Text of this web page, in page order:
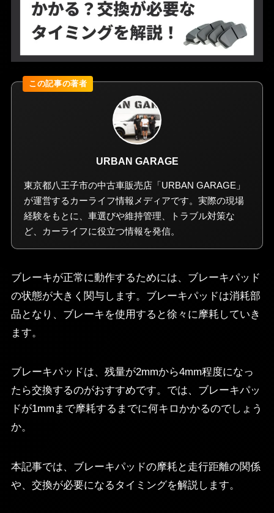
URBAN GARAGE
東京都八王子市の中古車販売店「URBAN GARAGE」
が運営するカーライフ情報メディアです。実際の現場
経験をもとに、車選びや維持管理、トラブル対策な
ど、カーライフに役立つ情報を発信。
ブレーキが正常に動作するためには、ブレーキパッド
の状態が大きく関与します。ブレーキパッドは消耗部
品となり、ブレーキを使用すると徐々に摩耗していき
ます。
ブレーキパッドは、残量が2mmから4mm程度になっ
たら交換するのがおすすめです。では、ブレーキパッ
ドが1mmまで摩耗するまでに何キロかかるのでしょう
か。
本記事では、ブレーキパッドの摩耗と走行距離の関係
や、交換が必要になるタイミングを解説します。